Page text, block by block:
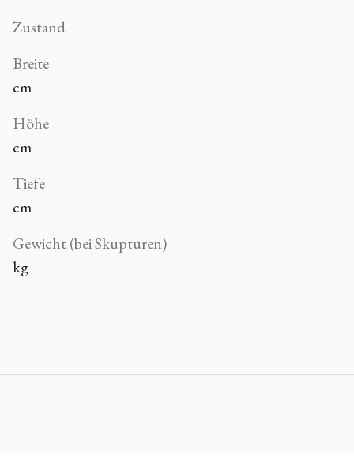
Zustand
Breite
cm
Höhe
cm
Tiefe
cm
Gewicht (bei Skupturen)
kg